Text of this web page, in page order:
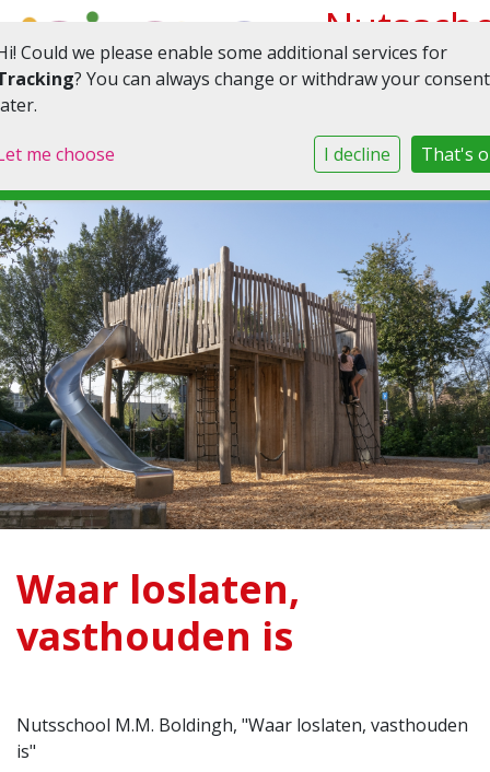
M.M.
Boldingh
Toggle navigation
Waar loslaten,
vasthouden is
Nutsschool M.M. Boldingh, "Waar loslaten, vasthouden
is"
Could we please enable some additional services for
? You can always change or withdraw your consent
me choose I decline That's